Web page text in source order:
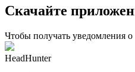
Скачайте
Чтобы получать уведомления
HeadHunter